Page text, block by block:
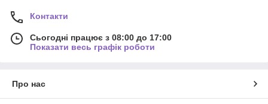
Контакти
Сьогодні працює з 08:00 до 17:00
Показати весь графік роботи
Про нас